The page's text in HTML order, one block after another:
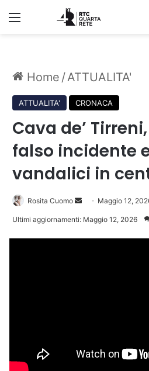
Menu
Home /ATTUALITA'
ATTUALITA' CRONACA
Cava de’
falso incidente
vandalici in
Rosita Cuomo
Invia Maggio 12,
Ultimi aggiornamenti: Maggio 12, 2026